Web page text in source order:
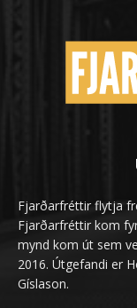
Fjarðarfréttir flytja
Fjarðarfréttir kom
mynd kom út sem
2016. Útgefandi er
Gíslason.